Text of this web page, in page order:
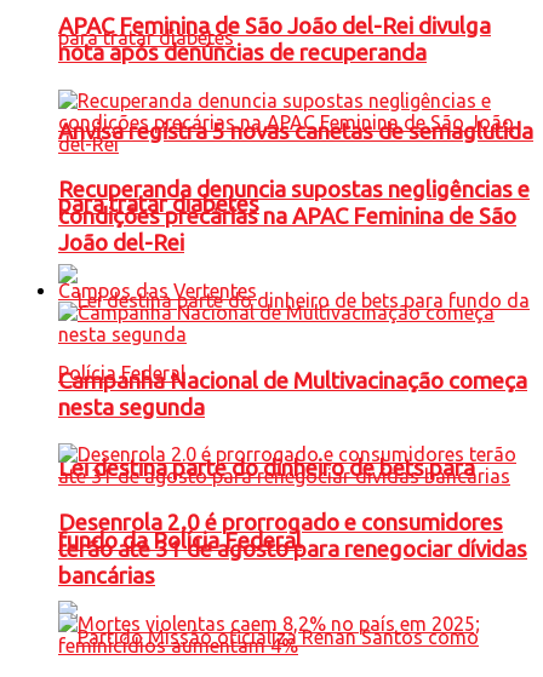
Anvisa registra 5 novas canetas de semaglutida
para tratar diabetes
Lei destina parte do dinheiro de bets para
fundo da Polícia Federal
APAC Feminina de São João del-Rei divulga
nota após denúncias de recuperanda
Recuperanda denuncia supostas negligências e
condições precárias na APAC Feminina de São
João del-Rei
Campos das Vertentes
Campanha Nacional de Multivacinação começa
nesta segunda
Desenrola 2.0 é prorrogado e consumidores
terão até 31 de agosto para renegociar dívidas
bancárias